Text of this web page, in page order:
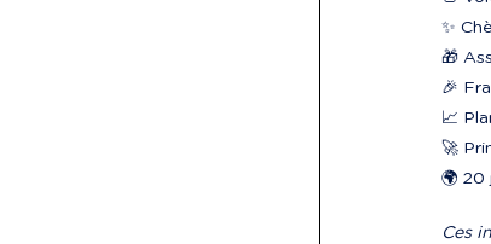
✨
🎁
🎉
📈
🚀
🌍 20
Ces